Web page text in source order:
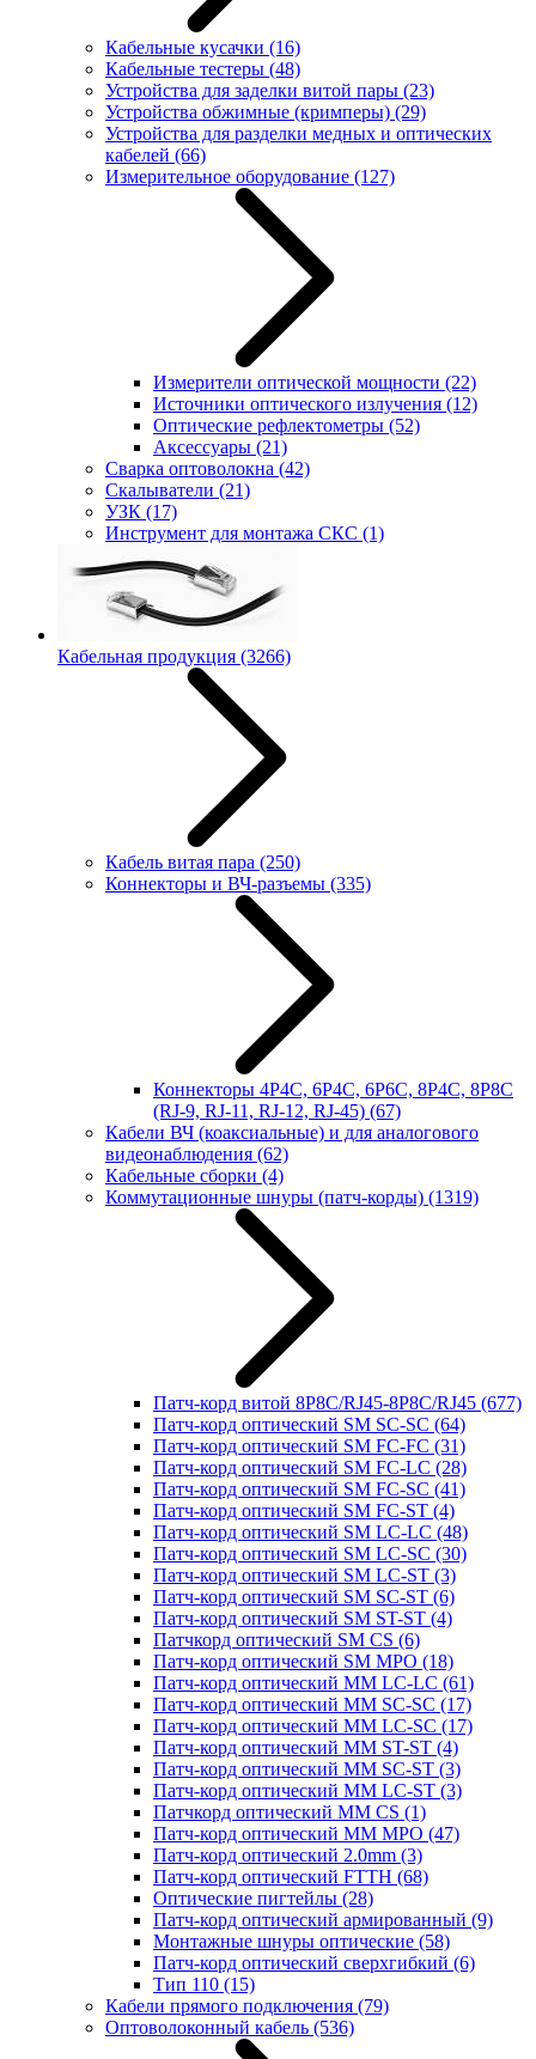
Кабельные кусачки (16)
Кабельные тестеры (48)
Устройства для заделки витой пары (23)
Устройства обжимные (кримперы) (29)
Устройства для разделки медных и оптических
кабелей (66)
Измерительное оборудование (127)
Измерители оптической мощности (22)
Источники оптического излучения (12)
Оптические рефлектометры (52)
Аксессуары (21)
Сварка оптоволокна (42)
Скалыватели (21)
УЗК (17)
Инструмент для монтажа СКС (1)
Кабельная продукция (3266)
Кабель витая пара (250)
Коннекторы и ВЧ-разъемы (335)
Коннекторы 4P4C, 6P4C, 6P6C, 8P4C, 8P8C
(RJ-9, RJ-11, RJ-12, RJ-45) (67)
Кабели ВЧ (коаксиальные) и для аналогового
видеонаблюдения (62)
Кабельные сборки (4)
Коммутационные шнуры (патч-корды) (1319)
Патч-корд витой 8P8C/RJ45-8P8C/RJ45 (677)
Патч-корд оптический SM SC-SC (64)
Патч-корд оптический SM FC-FC (31)
Патч-корд оптический SM FC-LC (28)
Патч-корд оптический SM FC-SC (41)
Патч-корд оптический SM FC-ST (4)
Патч-корд оптический SM LC-LC (48)
Патч-корд оптический SM LC-SC (30)
Патч-корд оптический SM LC-ST (3)
Патч-корд оптический SM SC-ST (6)
Патч-корд оптический SM ST-ST (4)
Патчкорд оптический SM CS (6)
Патч-корд оптический SM MPO (18)
Патч-корд оптический MM LC-LC (61)
Патч-корд оптический MM SC-SC (17)
Патч-корд оптический MM LC-SC (17)
Патч-корд оптический MM ST-ST (4)
Патч-корд оптический MM SC-ST (3)
Патч-корд оптический MM LC-ST (3)
Патчкорд оптический MM CS (1)
Патч-корд оптический MM MPO (47)
Патч-корд оптический 2.0mm (3)
Патч-корд оптический FTTH (68)
Оптические пигтейлы (28)
Патч-корд оптический армированный (9)
Монтажные шнуры оптические (58)
Патч-корд оптический сверхгибкий (6)
Тип 110 (15)
Кабели прямого подключения (79)
Оптоволоконный кабель (536)